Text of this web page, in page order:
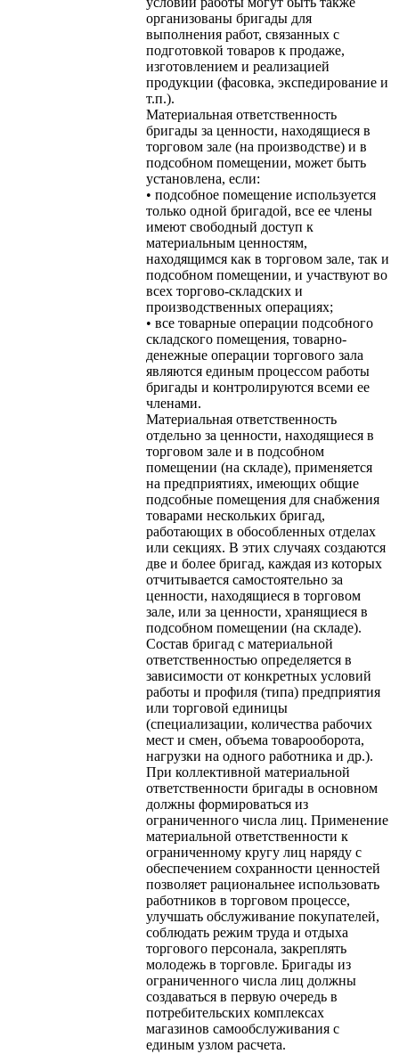
организованы бригады для
выполнения работ, связанных с
подготовкой товаров к продаже,
изготовлением и реализацией
продукции (фасовка, экспедирование и
т.п.).
Материальная ответственность
бригады за ценности, находящиеся в
торговом зале (на производстве) и в
подсобном помещении, может быть
установлена, если:
• подсобное помещение используется
только одной бригадой, все ее члены
имеют свободный доступ к
материальным ценностям,
находящимся как в торговом зале, так и
подсобном помещении, и участвуют во
всех торгово-складских и
производственных операциях;
• все товарные операции подсобного
складского помещения, товарно-
денежные операции торгового зала
являются единым процессом работы
бригады и контролируются всеми ее
членами.
Материальная ответственность
отдельно за ценности, находящиеся в
торговом зале и в подсобном
помещении (на складе), применяется
на предприятиях, имеющих общие
подсобные помещения для снабжения
товарами нескольких бригад,
работающих в обособленных отделах
или секциях. В этих случаях создаются
две и более бригад, каждая из которых
отчитывается самостоятельно за
ценности, находящиеся в торговом
зале, или за ценности, хранящиеся в
подсобном помещении (на складе).
Состав бригад с материальной
ответственностью определяется в
зависимости от конкретных условий
работы и профиля (типа) предприятия
или торговой единицы
(специализации, количества рабочих
мест и смен, объема товарооборота,
нагрузки на одного работника и др.).
При коллективной материальной
ответственности бригады в основном
должны формироваться из
ограниченного числа лиц. Применение
материальной ответственности к
ограниченному кругу лиц наряду с
обеспечением сохранности ценностей
позволяет рациональнее использовать
работников в торговом процессе,
улучшать обслуживание покупателей,
соблюдать режим труда и отдыха
торгового персонала, закреплять
молодежь в торговле. Бригады из
ограниченного числа лиц должны
создаваться в первую очередь в
потребительских комплексах
магазинов самообслуживания с
единым узлом расчета.